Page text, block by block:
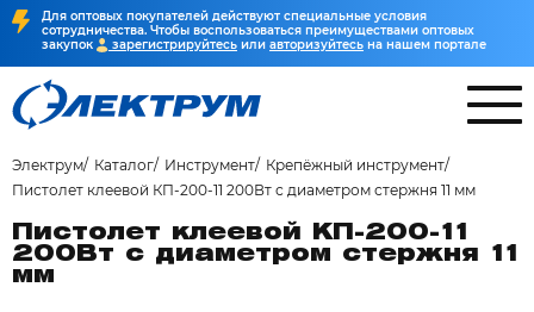
Для оптовых покупателей действуют специальные условия
сотрудничества. Чтобы воспользоваться преимуществами оптовых
закупок
зарегистрируйтесь или авторизуйтесь на нашем портале
Электрум Каталог Инструмент
Крепёжный инструмент
Пистолет клеевой КП-200-11 200Вт с диаметром стержня 11 мм
Пистолет клеевой КП-200-11
200Вт с диаметром стержня 11
мм